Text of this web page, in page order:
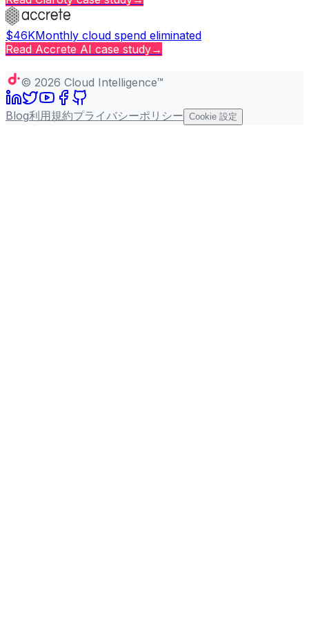
$46KMonthly cloud spend eliminated
Read Accrete AI case study→
© 2026 Cloud Intelligence™
Blog利用規約プライバシーポリシー Cookie 設定